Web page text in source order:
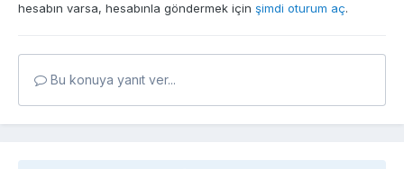
hesabın varsa, hesabınla göndermek için şimdi oturum aç.
Bu konuya yanıt ver...